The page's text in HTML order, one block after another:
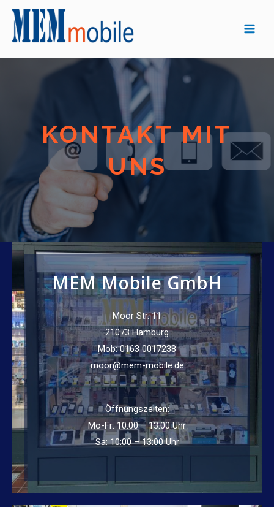
KONTAKT MIT
UNS
MEM Mobile GmbH
Moor Str. 11
21073 Hamburg
Mob: 0163 0017238
moor@mem-mobile.de
Öffnungszeiten:
Mo-Fr: 10:00 – 13:00 Uhr
Sa: 10:00 – 13:00 Uhr